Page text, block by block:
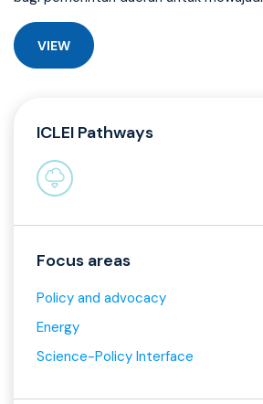
VIEW
ICLEI Pathways
Focus areas
Policy and advocacy
Energy
Science-Policy Interface